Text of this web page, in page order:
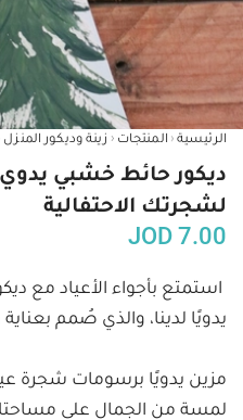
الرئيسية ‹ المنتجات ‹ زينة وديكور المنزل
ديكور حائط خشبي
لشجرتك الاحتفالية
JOD7.00
استمتع بأجواء الأعياد مع
مزين يدويًا برسومات شجرة